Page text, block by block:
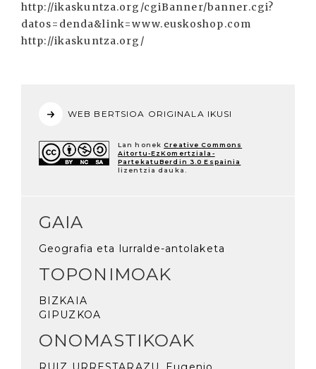
WEB BERTSIOA ORIGINALA IKUSI
Lan honek Creative Commons
Aitortu-EzKomertziala-
PartekatuBerdin 3.0 Espainia
lizentzia dauka.
GAIA
Geografia eta lurralde-antolaketa
TOPONIMOAK
BIZKAIA
GIPUZKOA
ONOMASTIKOAK